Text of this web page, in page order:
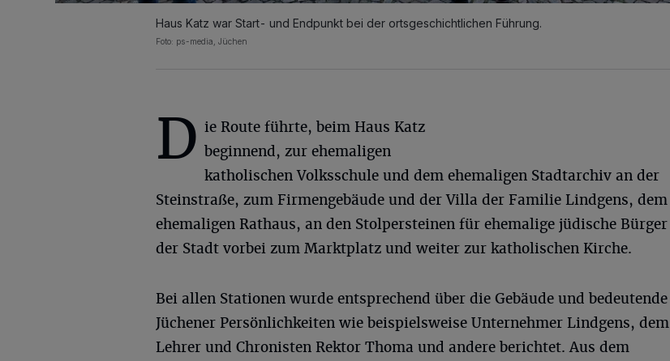
Haus Katz war Start- und Endpunkt bei der ortsgeschichtlichen Führung.
Foto: ps-media, Jüchen
D ie Route führte, beim Haus Katz
beginnend, zur ehemaligen
katholischen Volksschule und dem ehemaligen Stadtarchiv an der
Steinstraße, zum Firmengebäude und der Villa der Familie Lindgens, dem
ehemaligen Rathaus, an den Stolpersteinen für ehemalige jüdische Bürger
der Stadt vorbei zum Marktplatz und weiter zur katholischen Kirche.
Bei allen Stationen wurde entsprechend über die Gebäude und bedeutende
Jüchener Persönlichkeiten wie beispielsweise Unternehmer Lindgens, dem
Lehrer und Chronisten Rektor Thoma und andere berichtet. Aus dem